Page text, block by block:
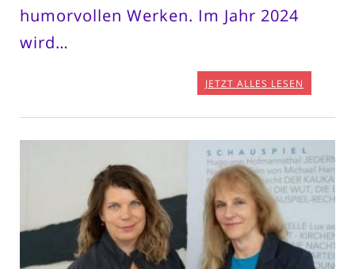
humorvollen Werken. Im Jahr 2024
wird…
JETZT ALLES LESEN